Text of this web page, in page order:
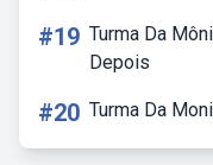
#19 Turma Da
Depois
#20 Turma Da